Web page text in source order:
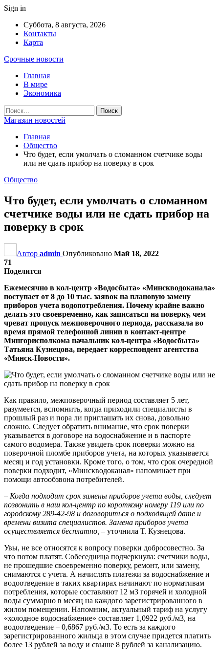
Sign in
Суббота, 8 августа, 2026
Контакты
Карта
Срочные новости
Главная
В мире
Экономика
Магазин новостей
Главная
Общество
Что будет, если умолчать о сломанном счетчике воды
или не сдать прибор на поверку в срок
Общество
Что будет, если умолчать о сломанном
счетчике воды или не сдать прибор на
поверку в срок
Автор admin Опубликовано Май 18, 2022
71
Поделится
Ежемесячно в кол-центр «Водосбыта» «Минскводоканала»
поступает от 8 до 10 тыс. заявок на плановую замену
приборов учета водопотребления. Почему крайне важно
делать это своевременно, как записаться на поверку, чем
чреват пропуск межповерочного периода, рассказала во
время прямой телефонной линии в контакт-центре
Мингорисполкома начальник кол-центра «Водосбыта»
Татьяна Кузнецова, передает корреспондент агентства
«Минск-Новости».
Как правило, межповерочный период составляет 5 лет,
разумеется, вспомнить, когда приходили специалисты в
прошлый раз и пора ли приглашать их снова, довольно
сложно. Следует обратить внимание, что срок поверки
указывается в договоре на водоснабжение и в паспорте
самого водомера. Также увидеть срок поверки можно на
поверочной пломбе приборов учета, на которых указывается
месяц и год установки. Кроме того, о том, что срок очередной
поверки подходит, «Минскводоканал» напоминает при
помощи автообзвона потребителей.
– Когда подходит срок замены приборов учета воды, следует
позвонить в наш кол-центр по короткому номеру 119 или по
городскому 289-42-98 и договориться о подходящей дате и
времени визита специалистов. Замена приборов учета
осуществляется бесплатно, – уточнила Т. Кузнецова.
Увы, не все относятся к вопросу поверки добросовестно. За
что потом платят. Собеседница подчеркнула: счетчики воды,
не прошедшие своевременно поверку, ремонт, или замену,
снимаются с учета. А начислять платежи за водоснабжение и
водоотведение в таких квартирах начинают по нормативам
потребления, которые составляют 12 м3 горячей и холодной
воды суммарно в месяц на каждого зарегистрированного в
жилом помещении. Напомним, актуальный тариф на услугу
«холодное водоснабжение» составляет 1,0922 руб./м3, на
водоотведение – 0,6867 руб./м3. То есть за каждого
зарегистрированного жильца в этом случае придется платить
более 13 рублей за воду и свыше 8 рублей за канализацию.